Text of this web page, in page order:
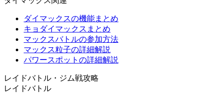
ダイマックスの機能まとめ
キョダイマックスまとめ
マックスバトルの参加方法
マックス粒子の詳細解説
パワースポットの詳細解説
レイドバトル・ジム戦攻略
レイドバトル